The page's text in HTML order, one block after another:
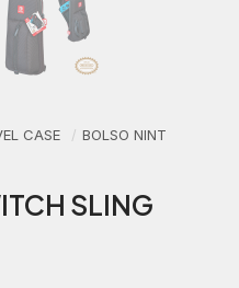
CASE / BOLSO NINT
SLING